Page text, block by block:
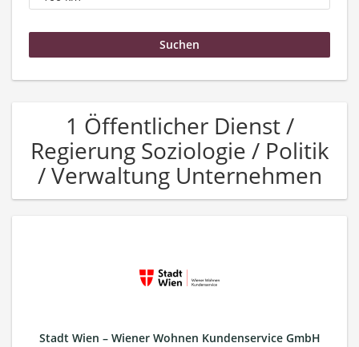
1 Öffentlicher Dienst /
Regierung Soziologie / Politik
/ Verwaltung Unternehmen
Stadt Wien – Wiener Wohnen Kundenservice GmbH